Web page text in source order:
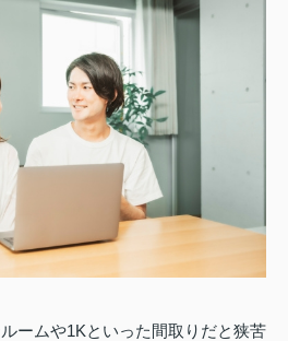
ームや1Kといった間取りだと狭苦